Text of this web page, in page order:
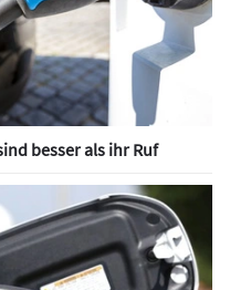
besser als ihr Ruf